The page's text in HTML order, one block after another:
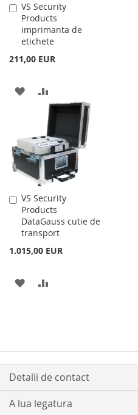
VS Security
Products
imprimanta de
etichete
211,00 EUR
Adauga
în
cos
ADAUGATI
LISTA
DE
DORINTE
PENTRU
COMPARARE
VS Security
Products
DataGauss cutie de
transport
1.015,00 EUR
Adauga
în
cos
ADAUGATI
DORINTE
Detalii de contact
A lua legatura